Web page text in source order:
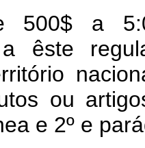
500$ a
a êste
ou
e 2º e